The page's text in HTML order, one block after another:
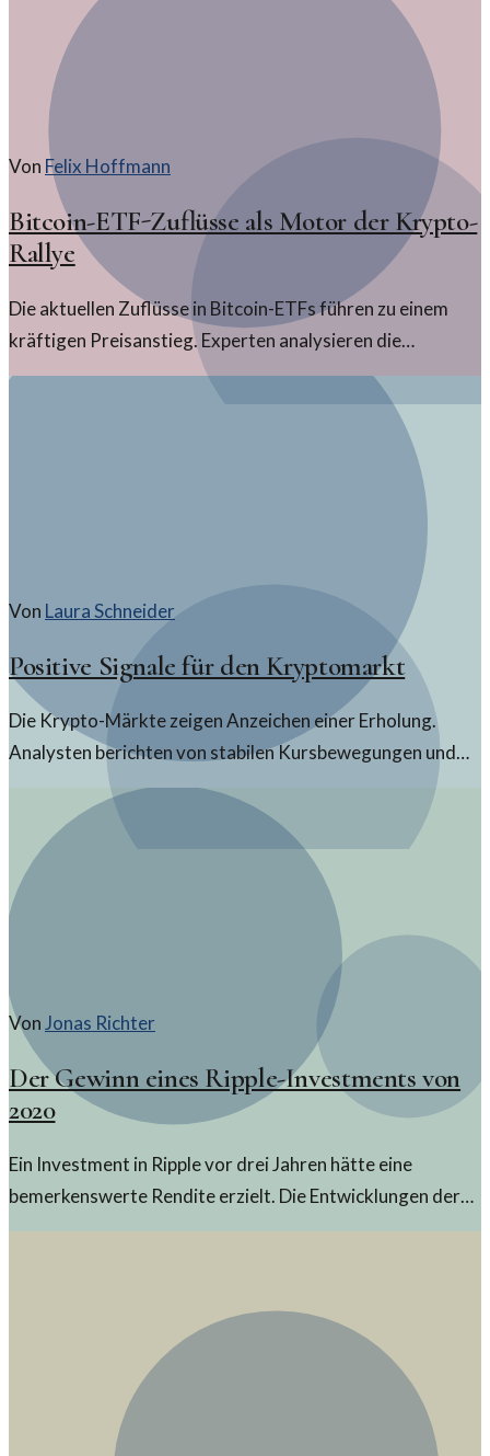
Von Felix Hoffmann
Bitcoin-ETF-Zuflüsse als Motor der Krypto-
Rallye
Die aktuellen Zuflüsse in Bitcoin-ETFs führen zu einem
kräftigen Preisanstieg. Experten analysieren die
Auswirkungen und das Potenzial dieser Entwicklungen
Von Laura Schneider
Positive Signale für den Kryptomarkt
Die Krypto-Märkte zeigen Anzeichen einer Erholung.
Analysten berichten von stabilen Kursbewegungen und
neuen Investitionsmöglichkeiten. Hier sind die Details zur
aktuellen Lage.
Von Jonas Richter
Der Gewinn eines Ripple-Investments von
2020
Ein Investment in Ripple vor drei Jahren hätte eine
bemerkenswerte Rendite erzielt. Die Entwicklungen der